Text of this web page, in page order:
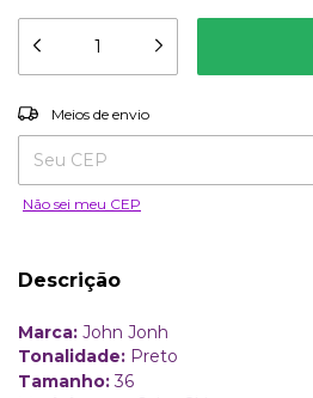
Entregas para o CEP:
Meios de envio
Não sei meu CEP
Descrição
Marca: John Jonh
Tonalidade: Preto
Tamanho:36